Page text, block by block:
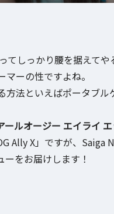
てしっかり腰を据えて
ーの性ですよね。
法といえばポータブ
ールオージー エイライ
Ally X」ですが、Saiga
をお届けします！